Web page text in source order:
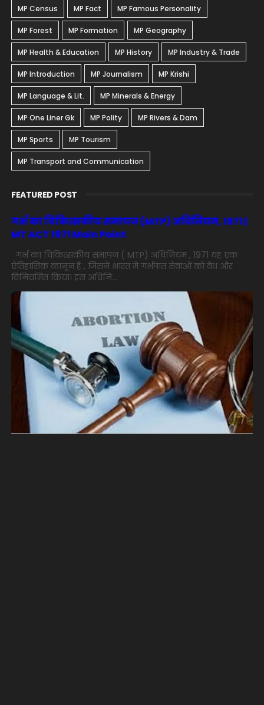
MP Census MP Fact MP Famous Personality
MP Forest MP Formation MP Geography
MP Health & Education MP History MP Industry & Trade
MP Introduction MP Journalism MP Krishi
MP Language & Lit. MP Minerals & Energy
MP One Liner Gk MP Polity MP Rivers & Dam
MP Sports MP Tourism
MP Transport and Communication
FEATURED POST
गर्भ का चिकित्सकीय समापन (MTP) अधिनियम, 1971 |
MT ACT 1971 Main Point
गर्भ का चिकित्सकीय समापन ( MTP) अधिनियम , 1971 यह एक
ऐतिहासिक कानून है , जिसने भारत में गर्भपात सेवाओं को वैध और
विनियमित किया। इस अधिनि...